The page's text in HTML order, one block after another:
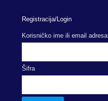
Registracija/Login
Korisničko ime ili email adresa
Šifra